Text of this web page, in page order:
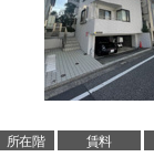
所在階 賃料